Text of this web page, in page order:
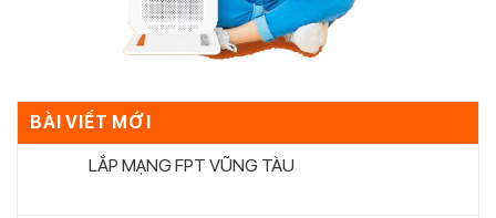
BÀI VIẾT MỚI
LẮP MẠNG FPT VŨNG TÀU